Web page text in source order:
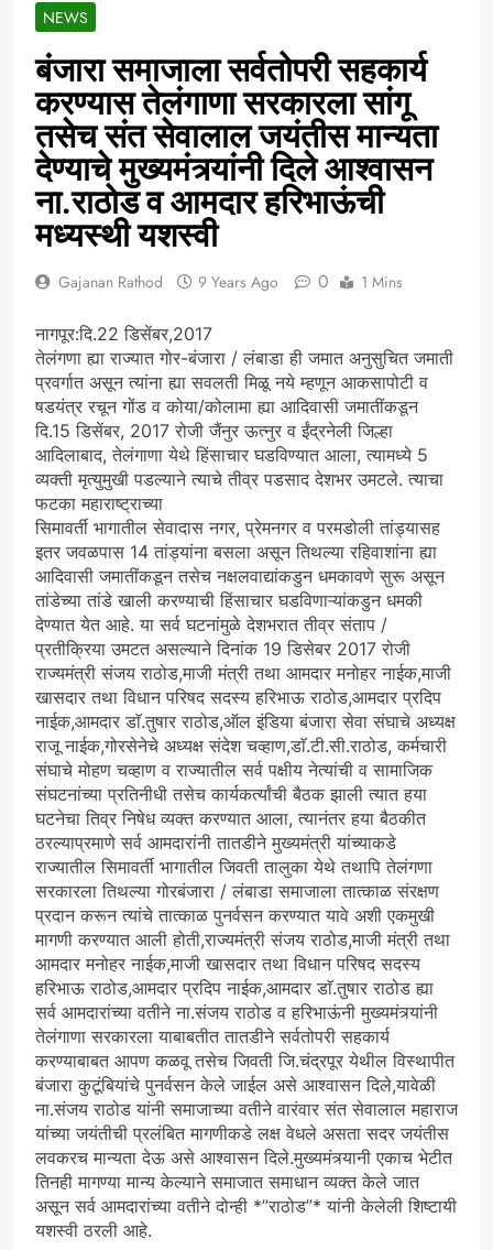
NEWS
बंजारा समाजाला सर्वतोपरी सहकार्य
करण्यास तेलंगाणा सरकारला सांगू
तसेच संत सेवालाल जयंतीस मान्यता
देण्याचे मुख्यमंत्र्यांनी दिले आश्वासन
ना.राठोड व आमदार हरिभाऊंची
मध्यस्थी यशस्वी
Gajanan Rathod 9 Years Ago 0 1 Mins
नागपूर:दि.22 डिसेंबर,2017
तेलंगणा ह्या राज्यात गोर-बंजारा / लंबाडा ही जमात अनुसुचित जमाती
प्रवर्गात असून त्यांना ह्या सवलती मिळू नये म्हणून आकसापोटी व
षडयंत्र रचून गोंड व कोया/कोलामा ह्या आदिवासी जमातींकडून
दि.15 डिसेंबर, 2017 रोजी जैंनुर ऊत्नुर व ईंद्रनेली जिल्हा
आदिलाबाद, तेलंगाणा येथे हिंसाचार घडविण्यात आला, त्यामध्ये 5
व्यक्ती मृत्युमुखी पडल्याने त्याचे तीव्र पडसाद देशभर उमटले. त्याचा
फटका महाराष्ट्राच्या
सिमावर्ती भागातील सेवादास नगर, प्रेमनगर व परमडोली तांड्यासह
इतर जवळपास 14 तांड्यांना बसला असून तिथल्या रहिवाशांना ह्या
आदिवासी जमातींकडून तसेच नक्षलवाद्यांकडुन धमकावणे सुरू असून
तांडेच्या तांडे खाली करण्याची हिंसाचार घडविणाऱ्यांकडुन धमकी
देण्यात येत आहे. या सर्व घटनांमुळे देशभरात तीव्र संताप /
प्रतीक्रिया उमटत असल्याने दिनांक 19 डिसेबर 2017 रोजी
राज्यमंत्री संजय राठोड,माजी मंत्री तथा आमदार मनोहर नाईक,माजी
खासदार तथा विधान परिषद सदस्य हरिभाऊ राठोड,आमदार प्रदिप
नाईक,आमदार डाॅ.तुषार राठोड,ऑल इंडिया बंजारा सेवा संघाचे अध्यक्ष
राजू नाईक,गोरसेनेचे अध्यक्ष संदेश चव्हाण,डाॅ.टी.सी.राठोड, कर्मचारी
संघाचे मोहण चव्हाण व राज्यातील सर्व पक्षीय नेत्यांची व सामाजिक
संघटनांच्या प्रतिनीधी तसेच कार्यकर्त्यांची बैठक झाली त्यात हया
घटनेचा तिव्र निषेध व्यक्त करण्यात आला, त्यानंतर हया बैठकीत
ठरल्याप्रमाणे सर्व आमदारांनी तातडीने मुख्यमंत्री यांच्याकडे
राज्यातील सिमावर्ती भागातील जिवती तालुका येथे तथापि तेलंगणा
सरकारला तिथल्या गोरबंजारा / लंबाडा समाजाला तात्काळ संरक्षण
प्रदान करून त्यांचे तात्काळ पुनर्वसन करण्यात यावे अशी एकमुखी
मागणी करण्यात आली होती,राज्यमंत्री संजय राठोड,माजी मंत्री तथा
आमदार मनोहर नाईक,माजी खासदार तथा विधान परिषद सदस्य
हरिभाऊ राठोड,आमदार प्रदिप नाईक,आमदार डाॅ.तुषार राठोड ह्या
सर्व आमदारांच्या वतीने ना.संजय राठोड व हरिभाऊंनी मुख्यमंत्र्यांनी
तेलंगाणा सरकारला याबाबतीत तातडीने सर्वतोपरी सहकार्य
करण्याबाबत आपण कळवू तसेच जिवती जि.चंद्रपूर येथील विस्थापीत
बंजारा कुटूंबियांचे पुनर्वसन केले जाईल असे आश्वासन दिले,यावेळी
ना.संजय राठोड यांनी समाजाच्या वतीने वारंवार संत सेवालाल महाराज
यांच्या जयंतीची प्रलंबित मागणीकडे लक्ष वेधले असता सदर जयंतीस
लवकरच मान्यता देऊ असे आश्वासन दिले.मुख्यमंत्र्यानी एकाच भेटीत
तिनही मागण्या मान्य केल्याने समाजात समाधान व्यक्त केले जात
असून सर्व आमदारांच्या वतीने दोन्ही *”राठोड”* यांनी केलेली शिष्टायी
यशस्वी ठरली आहे.